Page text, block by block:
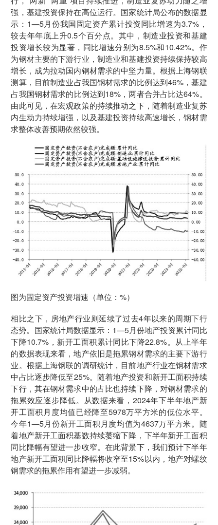
强，基建投资保持在高位运行。国家统计局公布的数据显
示：1—5月份我国固定资产累计投资同比增速为3.7%，
较去年年底上升0.5个百分点。其中，制造业投资和基建
投资增长较为显著，同比增速分别为8.5%和10.42%。作
为钢材主要的下游行业，制造业和基建投资持续保持较高
增长，成为拉动国内钢材需求的中坚力量。根据上海钢联
测算，目前制造业占我国钢材需求的比例达到46%，基建
占我国钢材需求的比例达到18%，两者合并占比达64%。
由此可见，在宏观政策的持续推动之下，随着制造业复苏
内生动力持续增强，以及基建投资持续高速增长，钢材需
求整体改善预期依然较强。
图为固定资产投资增速（单位：%）
相比之下，房地产行业则延续了过去4年以来的周期下行
态势。国家统计局数据显示：1—5月份地产投资累计同比
下降10.7%，新开工面积累计同比下降22.8%。从上半年
的数据表现来看，地产依旧是拖累钢材需求的主要下游行
业。根据上海钢联的调研统计，目前地产行业在钢材需求
中占比逐步降低至25%。随着地产投资和新开工面积持续
下行，其在钢材需求中的占比也持续下降，对钢材需求的
拖累效应逐步降低。从数据来看，2024年下半年地产新
开工面积月度均值已经降至5978万平方米的低位水平。
今年1—5月份新开工面积月度均值为4637万平方米。随
着地产新开工面积基数持续萎缩下降，下半年新开工面积
同比降幅有望进一步收窄。在此背景下，我们预计下半年
地产新开工面积同比降幅将收窄至15%以内，地产对螺纹
钢需求的拖累作用有望进一步减弱。